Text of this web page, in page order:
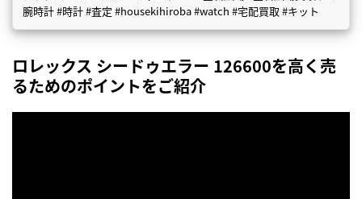
腕時計 #時計 #査定 #housekihiroba #watch #宅配買取 #キット
ロレックス シードゥエラー 126600を高く売
るためのポイントをご紹介